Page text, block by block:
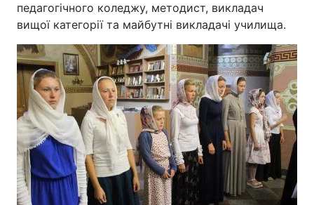
педагогічного коледжу, методист, викладач
вищої категорії та майбутні викладачі училища.